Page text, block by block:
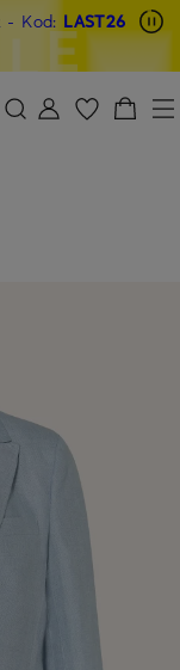
WYSZUKIWANIA
- Kod: LAST26